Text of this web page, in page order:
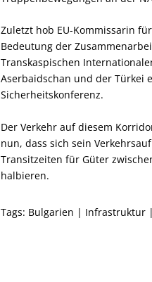
Zuletzt hob EU-Kommissarin
Bedeutung der
Transkaspischen
Aserbaidschan und der Türkei
Sicherheitskonferenz.
Der Verkehr auf diesem
nun, dass sich sein
Transitzeiten für Güter
halbieren.
Tags: Bulgarien | Infrastruktur |